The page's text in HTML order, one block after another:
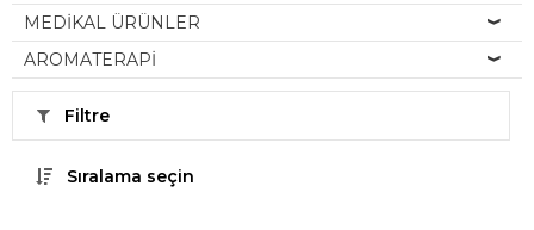
MEDİKAL ÜRÜNLER
AROMATERAPİ
Filtre
Sıralama seçin